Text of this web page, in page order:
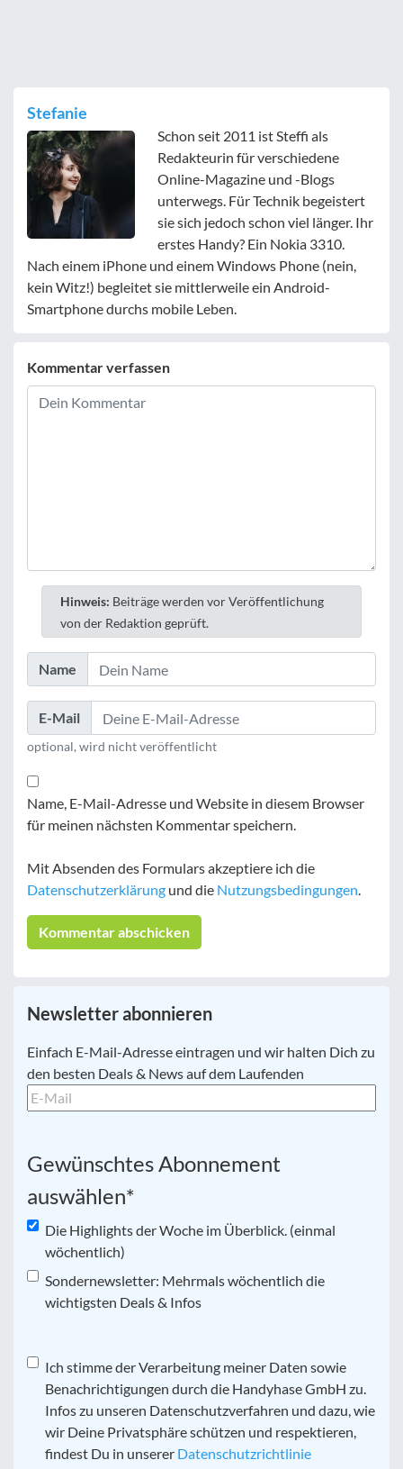
Stefanie
Schon seit 2011 ist Steffi als
Redakteurin für verschiedene
Online-Magazine und -Blogs
unterwegs. Für Technik begeistert
sie sich jedoch schon viel länger. Ihr
erstes Handy? Ein Nokia 3310.
Nach einem iPhone und einem Windows Phone (nein,
kein Witz!) begleitet sie mittlerweile ein Android-
Smartphone durchs mobile Leben.
Kommentar verfassen
Hinweis: Beiträge werden vor Veröffentlichung
von der Redaktion geprüft.
Name
E-Mail
optional, wird nicht veröffentlicht
Name, E-Mail-Adresse und Website in diesem Browser
für meinen nächsten Kommentar speichern.
Mit Absenden des Formulars akzeptiere ich die
Datenschutzerklärung und die Nutzungsbedingungen.
Newsletter abonnieren
E-
Mail *
Einfach E-Mail-Adresse eintragen und wir halten Dich zu
den besten Deals & News auf dem Laufenden
Gewünschtes Abonnement
auswählen*
Die Highlights der Woche im Überblick. (einmal
wöchentlich)
Sondernewsletter: Mehrmals wöchentlich die
wichtigsten Deals & Infos
Datenschutz*
Ich stimme der Verarbeitung meiner Daten sowie
Benachrichtigungen durch die Handyhase GmbH zu.
Infos zu unseren Datenschutzverfahren und dazu, wie
wir Deine Privatsphäre schützen und respektieren,
findest Du in unserer Datenschutzrichtlinie